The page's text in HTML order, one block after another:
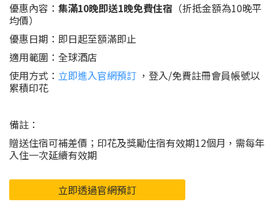
優惠內容： 集滿10晚即送1晚免費住宿 （折抵金額為10晚平
均價）
優惠日期：即日起至額滿即止
適用範圍：全球酒店
使用方式： 立即進入官網預訂 ，登入/免費註冊會員帳號以
累積印花
備註：
贈送住宿可補差價；印花及獎勵住宿有效期12個月，需每年
入住一次延續有效期
立即透過官網預訂